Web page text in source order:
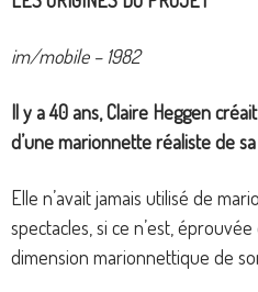
im/mobile – 1982
Il y a 40 ans, Claire Heggen
d’une marionnette réaliste de
Elle n’avait jamais utilisé de
spectacles, si ce n’est,
dimension marionnettique de